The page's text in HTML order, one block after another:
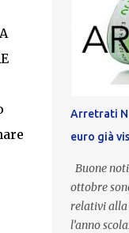
potranno
annui. Il
introduce
dedicato
genere, in
con
supporto in
Italia: si
Provincia
in maniera
Arretrati
euro già
Buone
ottobre
relativi
l’anno